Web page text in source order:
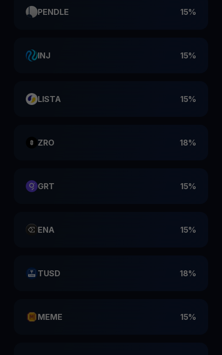
PENDLE 15%
INJ 15%
LISTA 15%
ZRO 18%
GRT 15%
ENA 15%
TUSD 18%
MEME 15%